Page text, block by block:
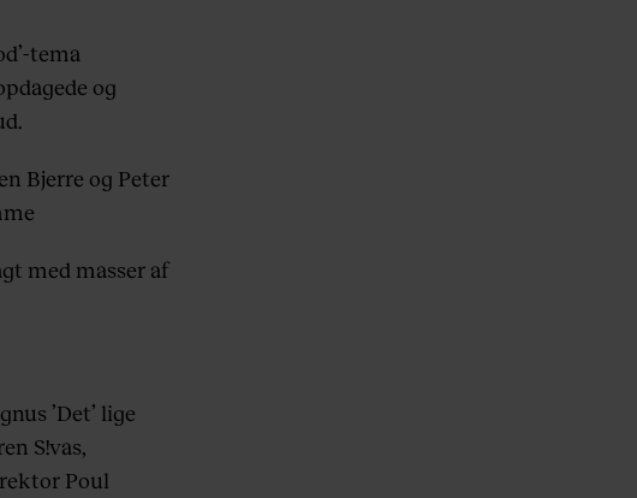
tema
og
Bjerre og Peter
med masser af
’Det’ lige
S!vas,
Poul